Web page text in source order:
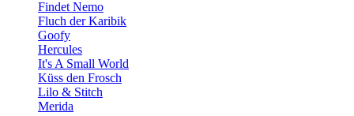
Findet Nemo
Fluch der Karibik
Goofy
Hercules
It's A Small World
Küss den Frosch
Lilo & Stitch
Merida